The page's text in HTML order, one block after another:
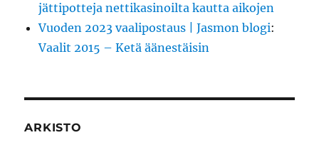
jättipotteja nettikasinoilta kautta aikojen
Vuoden 2023 vaalipostaus | Jasmon blogi:
Vaalit 2015 – Ketä äänestäisin
ARKISTO